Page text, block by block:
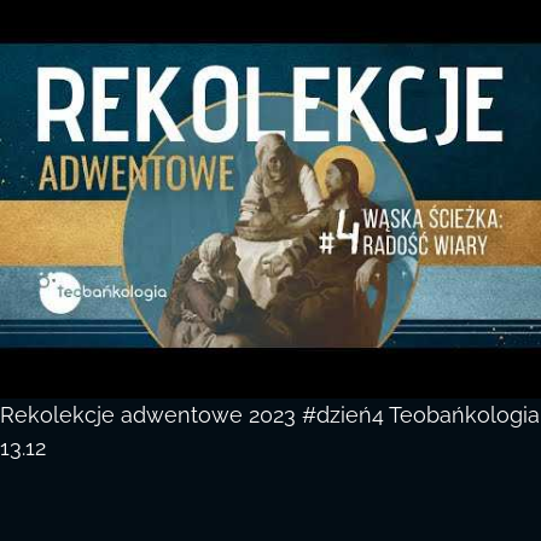
Rekolekcje adwentowe 2023 #dzień4 Teobańkologia
13.12